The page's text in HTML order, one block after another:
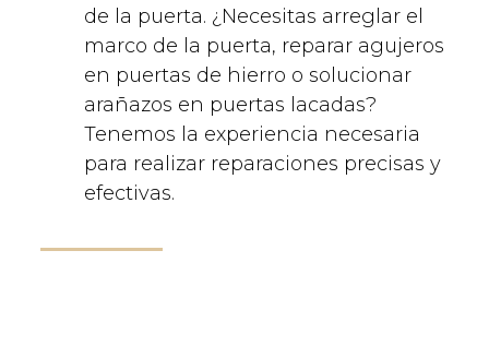
de la puerta. ¿Necesitas arreglar el
marco de la puerta, reparar agujeros
en puertas de hierro o solucionar
arañazos en puertas lacadas?
Tenemos la experiencia necesaria
para realizar reparaciones precisas y
efectivas.